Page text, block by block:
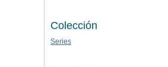
Colección
Series